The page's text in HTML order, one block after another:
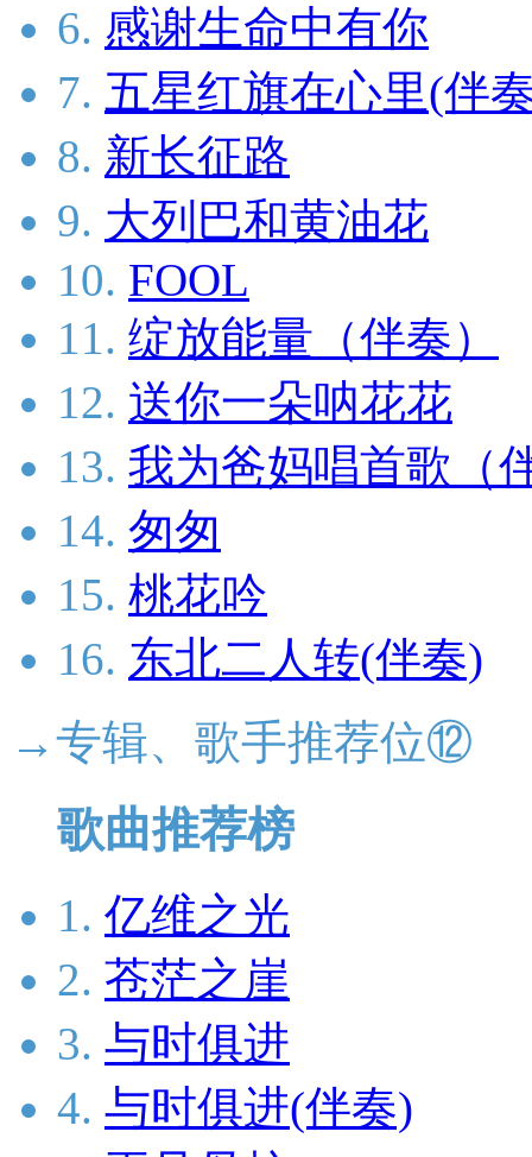
6. 感谢生命中有你
7. 五星红旗在心里(伴
8. 新长征路
9. 大列巴和黄油花
10. FOOL
11. 绽放能量（伴奏）
12. 送你一朵呐花花
13. 我为爸妈唱首歌（
14. 匆匆
15. 桃花吟
16. 东北二人转(伴奏)
→专辑、歌手推荐位⑫
歌曲推荐榜
1. 亿维之光
2. 苍茫之崖
3. 与时俱进
4. 与时俱进(伴奏)